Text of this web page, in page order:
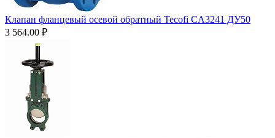
Клапан фланцевый осевой обратный Tecofi CA3241 ДУ50
3 564.00 ₽